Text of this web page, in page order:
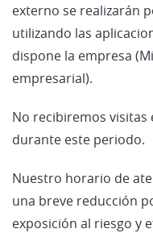
externo se realizarán
utilizando las
dispone la empresa
empresarial).
No recibiremos visitas
durante este periodo.
Nuestro horario de
una breve reducción
exposición al riesgo y